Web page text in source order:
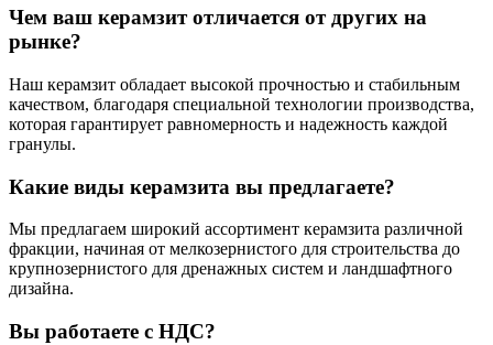
Чем ваш керамзит отличается от других на
рынке?
Наш керамзит обладает высокой прочностью и стабильным
качеством, благодаря специальной технологии производства,
которая гарантирует равномерность и надежность каждой
гранулы.
Какие виды керамзита вы предлагаете?
Мы предлагаем широкий ассортимент керамзита различной
фракции, начиная от мелкозернистого для строительства до
крупнозернистого для дренажных систем и ландшафтного
дизайна.
Вы работаете с НДС?